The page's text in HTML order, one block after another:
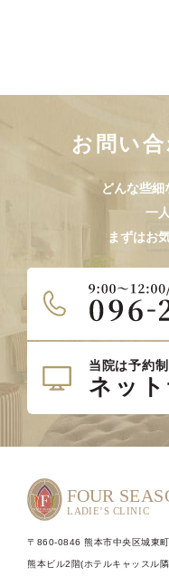
お問い
どんな些細
一
まずはお
〒860-0846 熊本市中央区城東
熊本ビル2階(ホテルキャッスル